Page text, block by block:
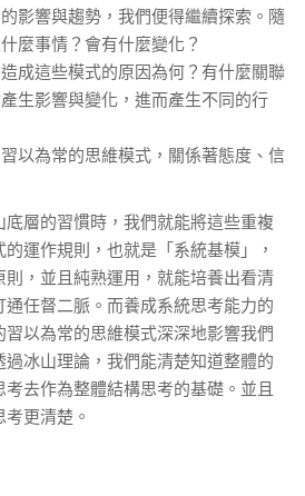
影響與趨勢，我們便得繼續探索。隨
麼事情？會有什麼變化？
成這些模式的原因為何？有什麼關聯
生影響與變化，進而產生不同的行
以為常的思維模式，關係著態度、信
底層的習慣時，我們就能將這些重複
運作規則，也就是「系統基模」，
則，並且純熟運用，就能培養出看清
任督二脈。而養成系統思考能力的
以為常的思維模式深深地影響我們
冰山理論，我們能清楚知道整體的
去作為整體結構思考的基礎。並且
更清楚。